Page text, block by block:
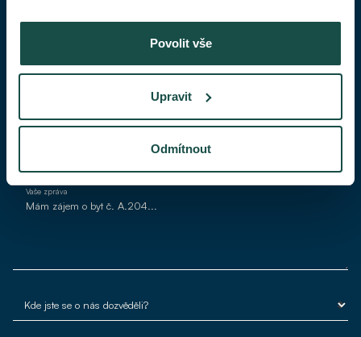
Povolit vše
Upravit
Odmítnout
Vaše zpráva